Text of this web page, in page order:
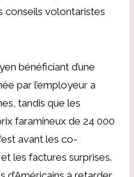
conseils volontaristes
bénéficiant d’une
par l’employeur a
tandis que les
faramineux de 24 000
avant les co-
les factures surprises.